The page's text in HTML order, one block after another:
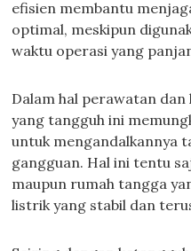
efisien membantu
optimal, meskipun
waktu operasi yang
Dalam hal perawatan dan
yang tangguh ini
untuk mengandalkannya
gangguan. Hal ini tentu
maupun rumah tangga
listrik yang stabil dan